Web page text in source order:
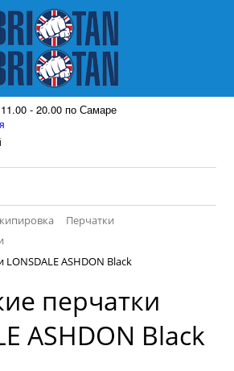
161 08 99
- 20.00 по Самаре
Перчатки
ASHDON Black
перчатки
ASHDON Black